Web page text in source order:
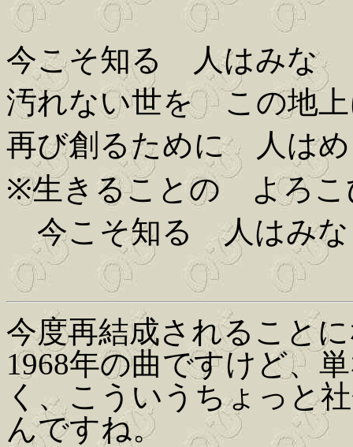
今こそ知る 人はみな
汚れない世を この地
再び創るために 人は
※生きることの よろこ
今こそ知る 人はみな
今度再結成されること
1968年の曲ですけど、
く、こういうちょっと
んですね。